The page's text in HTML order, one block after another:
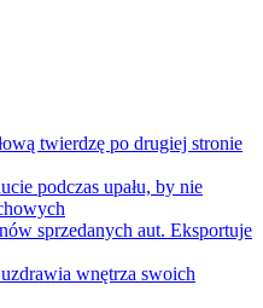
twierdzę po drugiej stronie
podczas upału, by nie
sprzedanych aut. Eksportuje
wnętrza swoich